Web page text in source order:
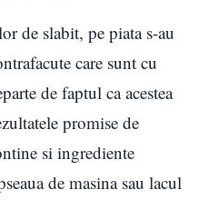
de slabit, pe piata s-au
care sunt cu
de faptul ca acestea
promise de
si ingrediente
de masina sau lacul